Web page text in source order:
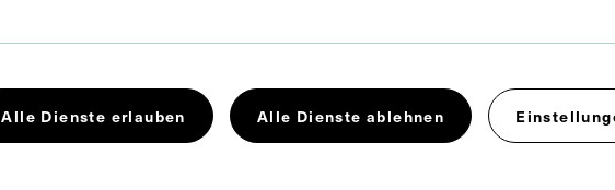
Bildmaß inkl. Untergrund 31,5 x 22,2 cm
Die Fotografie wurde von Max Fenichel, Wien, angefertigt. Neben
Alle Dienste erlauben Alle Dienste ablehnen